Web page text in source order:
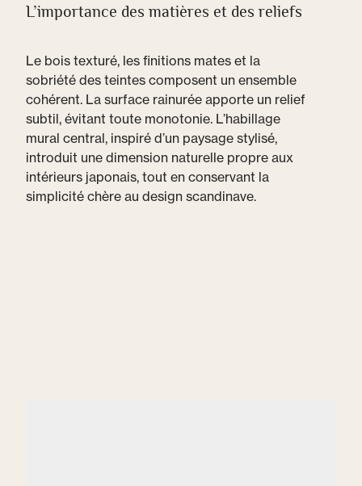
L’importance des matières et des reliefs
Le bois texturé, les finitions mates et la
sobriété des teintes composent un ensemble
cohérent. La surface rainurée apporte un relief
subtil, évitant toute monotonie. L’habillage
mural central, inspiré d’un paysage stylisé,
introduit une dimension naturelle propre aux
intérieurs japonais, tout en conservant la
simplicité chère au design scandinave.